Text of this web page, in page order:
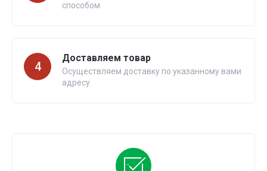
способом
4
Доставляем товар
Осуществляем доставку по указанному вами
адресу